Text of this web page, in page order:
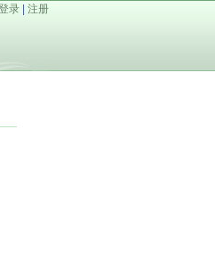
录 注册